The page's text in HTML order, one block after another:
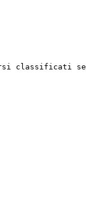
classificati